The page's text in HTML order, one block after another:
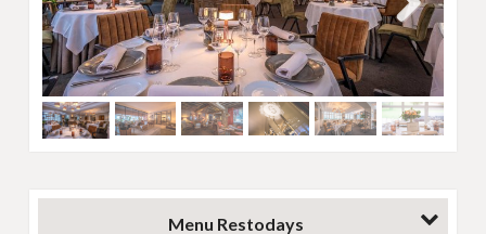
Next
Menu Restodays